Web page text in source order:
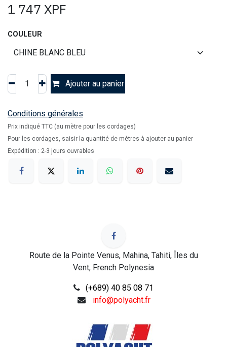
1 747 XPF
COULEUR
Ajouter au panier
Conditions générales
Prix indiqué TTC (au mètre pour les cordages)
Pour les cordages, saisir la quantité de mètres à ajouter au panier
Expédition : 2-3 jours ouvrables
Route de la Pointe Venus, Mahina, Tahiti, Îles du
Vent, French Polynesia
(+689) 40 85 08 71
info@polyacht.fr